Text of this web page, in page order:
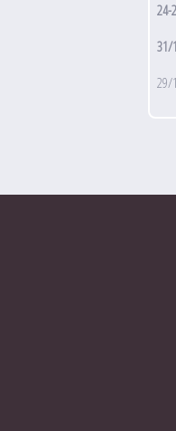
24-
31/
29/